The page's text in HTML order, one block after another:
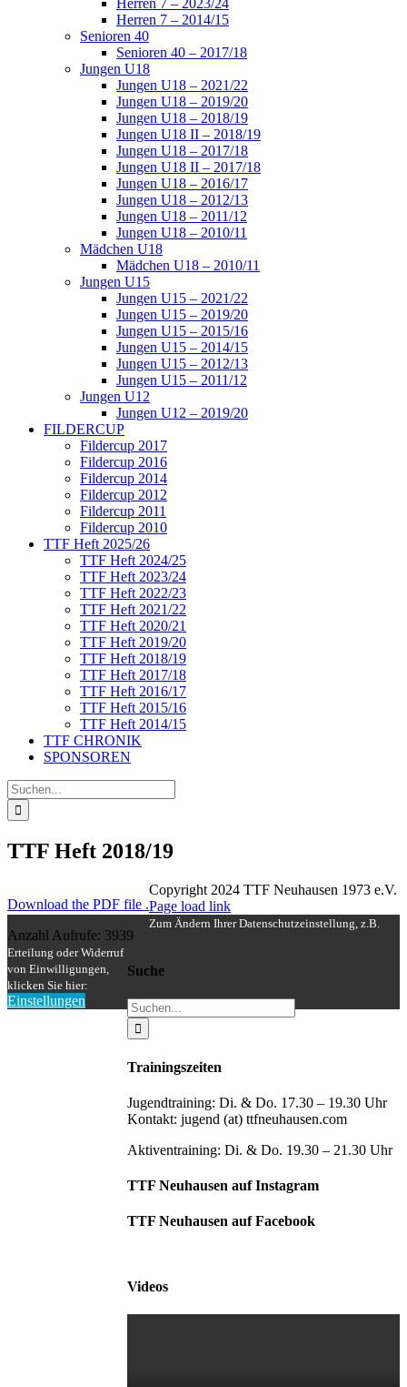
Herren 7 – 2023/24
Herren 7 – 2014/15
Senioren 40
Senioren 40 – 2017/18
Jungen U18
Jungen U18 – 2021/22
Jungen U18 – 2019/20
Jungen U18 – 2018/19
Jungen U18 II – 2018/19
Jungen U18 – 2017/18
Jungen U18 II – 2017/18
Jungen U18 – 2016/17
Jungen U18 – 2012/13
Jungen U18 – 2011/12
Jungen U18 – 2010/11
Mädchen U18
Mädchen U18 – 2010/11
Jungen U15
Jungen U15 – 2021/22
Jungen U15 – 2019/20
Jungen U15 – 2015/16
Jungen U15 – 2014/15
Jungen U15 – 2012/13
Jungen U15 – 2011/12
Jungen U12
Jungen U12 – 2019/20
FILDERCUP
Fildercup 2017
Fildercup 2016
Fildercup 2014
Fildercup 2012
Fildercup 2011
Fildercup 2010
TTF Heft 2025/26
TTF Heft 2024/25
TTF Heft 2023/24
TTF Heft 2022/23
TTF Heft 2021/22
TTF Heft 2020/21
TTF Heft 2019/20
TTF Heft 2018/19
TTF Heft 2017/18
TTF Heft 2016/17
TTF Heft 2015/16
TTF Heft 2014/15
TTF CHRONIK
SPONSOREN
Suche
nach:
TTF Heft 2018/19
Download the PDF file .
Anzahl Aufrufe: 3939
Suche
Suche
nach:
Trainingszeiten
Jugendtraining: Di. & Do. 17.30 – 19.30 Uhr
Kontakt: jugend (at) ttfneuhausen.com
Aktiventraining: Di. & Do. 19.30 – 21.30 Uhr
TTF Neuhausen auf Instagram
TTF Neuhausen auf Facebook
Videos
Copyright 2024 TTF Neuhausen 1973 e.V.
Facebook
Instagram
Page load link
Zum Ändern Ihrer Datenschutzeinstellung, z.B.
Erteilung oder Widerruf
von Einwilligungen,
klicken Sie hier:
Einstellungen